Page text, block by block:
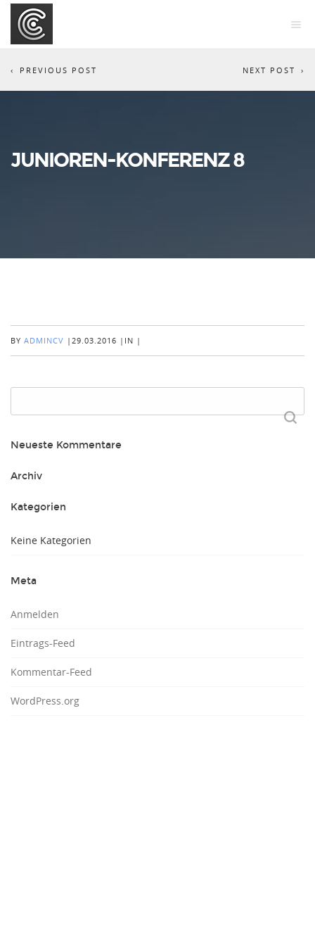
NEXT POST
PREVIOUS POST
JUNIOREN-KONFERENZ 8
BY ADMINCV | 29.03.2016 | IN |
nach:
Neueste Kommentare
Archiv
Kategorien
Keine Kategorien
Meta
Anmelden
Eintrags-Feed
Kommentar-Feed
WordPress.org